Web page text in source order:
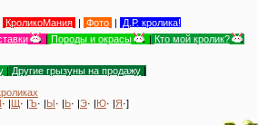
КроликоМания | Фото |
Д.Р. кролика!
| Породы и окрасы | Кто мой кролик?
| Другие грызуны на продажу |
· |Щ· |Ъ· |Ы· |Ь· |Э· |Ю· |Я·]